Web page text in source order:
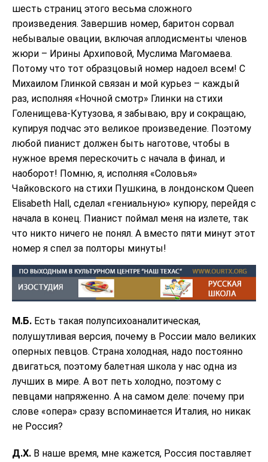
шесть страниц этого весьма сложного
произведения. Завершив номер, баритон сорвал
небывалые овации, включая аплодисменты членов
жюри – Ирины Архиповой, Муслима Магомаева.
Потому что тот образцовый номер надоел всем! С
Михаилом Глинкой связан и мой курьез – каждый
раз, исполняя «Ночной смотр» Глинки на стихи
Голенищева-Кутузова, я забываю, вру и сокращаю,
купируя подчас это великое произведение. Поэтому
любой пианист должен быть наготове, чтобы в
нужное время перескочить с начала в финал, и
наоборот! Помню, я, исполняя «Соловья»
Чайковского на стихи Пушкина, в лондонском Queen
Elisabeth Hall, сделал «гениальную» купюру, перейдя с
начала в конец. Пианист поймал меня на излете, так
что никто ничего не понял. А вместо пяти минут этот
номер я спел за полторы минуты!
М.Б. Есть такая полупсихоаналитическая,
полушутливая версия, почему в России мало великих
оперных певцов. Страна холодная, надо постоянно
двигаться, поэтому балетная школа у нас одна из
лучших в мире. А вот петь холодно, поэтому с
певцами напряженно. А на самом деле: почему при
слове «опера» сразу вспоминается Италия, но никак
не Россия?
Д.Х. В наше время, мне кажется, Россия поставляет